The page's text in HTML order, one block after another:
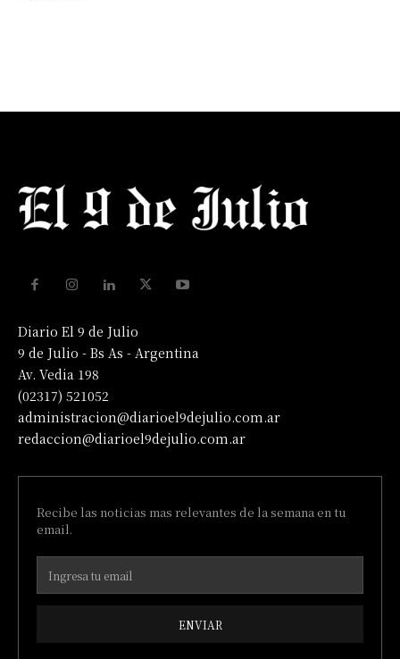
Diario El 9 de Julio
9 de Julio - Bs As - Argentina
Av. Vedia 198
(02317) 521052
administracion@diarioel9dejulio.com.ar
redaccion@diarioel9dejulio.com.ar
Recibe las noticias mas relevantes de la semana en tu
email.
ENVIAR